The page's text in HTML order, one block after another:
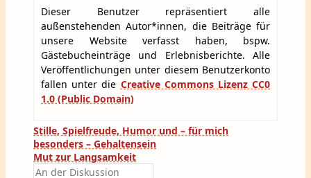
Dieser Benutzer repräsentiert alle
außenstehenden Autor*innen, die Beiträge für
unsere Website verfasst haben, bspw.
Gästebucheinträge und Erlebnisberichte. Alle
Veröffentlichungen unter diesem Benutzerkonto
fallen unter die Creative Commons Lizenz CC0
1.0 (Public Domain)
Beitragsnavigation
Stille, Spielfreude, Humor und – für mich
besonders – Gehaltensein
Mut zur Langsamkeit